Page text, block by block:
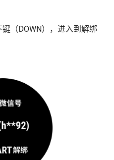
（DOWN），进入到解绑